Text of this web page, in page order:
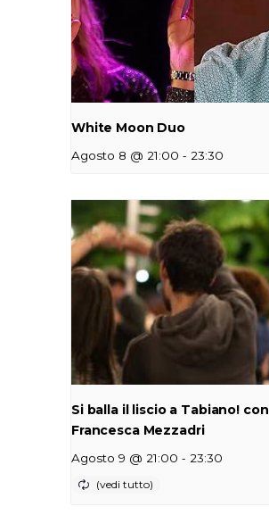
White Moon Duo
Agosto 8 @ 21:00 - 23:30
Si balla il liscio a Tabiano! con
Francesca Mezzadri
Agosto 9 @ 21:00 - 23:30